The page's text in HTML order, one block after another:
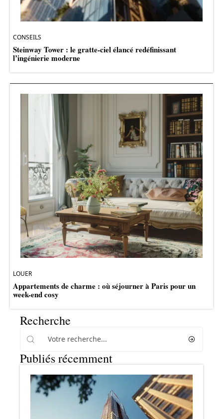
CONSEILS
Steinway Tower : le gratte-ciel élancé redéfinissant
l’ingénierie moderne
LOUER
Appartements de charme : où séjourner à Paris pour un
week-end cosy
Recherche
Publiés récemment